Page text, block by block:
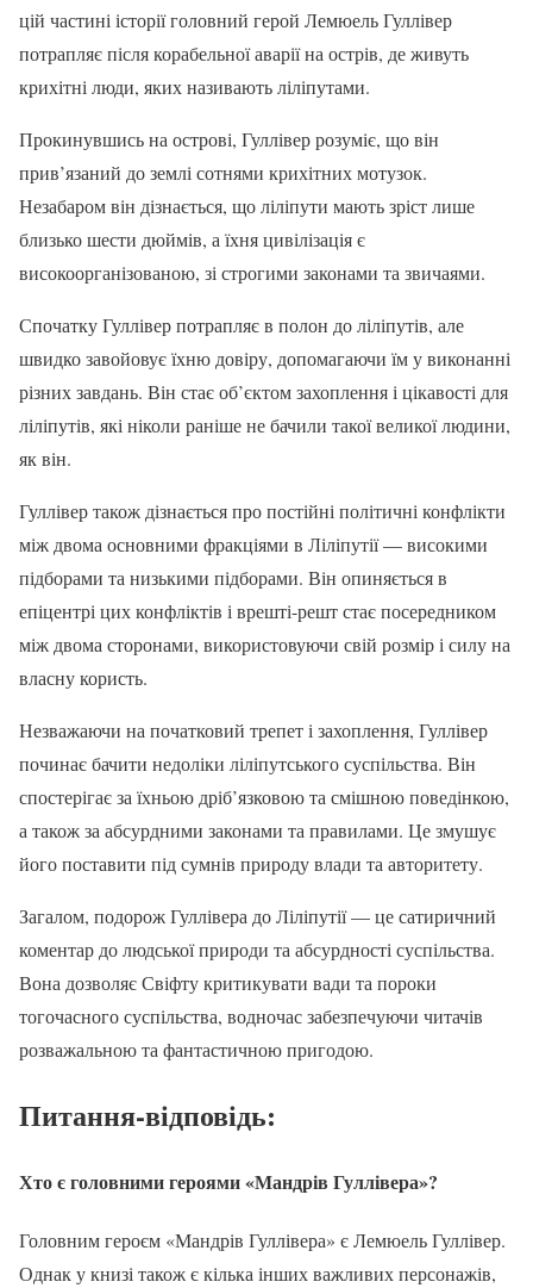
цій частині історії головний герой Лемюель Гуллівер
потрапляє після корабельної аварії на острів, де живуть
крихітні люди, яких називають ліліпутами.
Прокинувшись на острові, Гуллівер розуміє, що він
прив’язаний до землі сотнями крихітних мотузок.
Незабаром він дізнається, що ліліпути мають зріст лише
близько шести дюймів, а їхня цивілізація є
високоорганізованою, зі строгими законами та звичаями.
Спочатку Гуллівер потрапляє в полон до ліліпутів, але
швидко завойовує їхню довіру, допомагаючи їм у виконанні
різних завдань. Він стає об’єктом захоплення і цікавості для
ліліпутів, які ніколи раніше не бачили такої великої людини,
як він.
Гуллівер також дізнається про постійні політичні конфлікти
між двома основними фракціями в Ліліпутії — високими
підборами та низькими підборами. Він опиняється в
епіцентрі цих конфліктів і врешті-решт стає посередником
між двома сторонами, використовуючи свій розмір і силу на
власну користь.
Незважаючи на початковий трепет і захоплення, Гуллівер
починає бачити недоліки ліліпутського суспільства. Він
спостерігає за їхньою дріб’язковою та смішною поведінкою,
а також за абсурдними законами та правилами. Це змушує
його поставити під сумнів природу влади та авторитету.
Загалом, подорож Гуллівера до Ліліпутії — це сатиричний
коментар до людської природи та абсурдності суспільства.
Вона дозволяє Свіфту критикувати вади та пороки
тогочасного суспільства, водночас забезпечуючи читачів
розважальною та фантастичною пригодою.
Питання-відповідь:
Хто є головними героями «Мандрів Гуллівера»?
Головним героєм «Мандрів Гуллівера» є Лемюель Гуллівер.
Однак у книзі також є кілька інших важливих персонажів,